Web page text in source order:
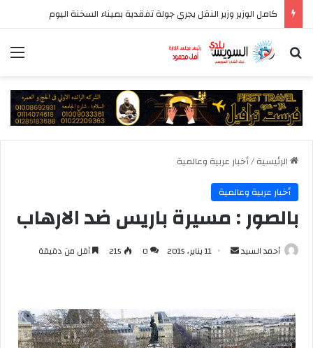
كامل الوزير وزير النقل يجري جولة تفقدية بميناء السخنة اليوم
بحث عن
الرئيسية/أخبار عربية وعالمية
أخبار عربية وعالمية
بالصور : مسيرة باريس ضد الارهاب
أحمد السيد
أرسل 11 يناير، 2015 0
215 أقل من دقيقة